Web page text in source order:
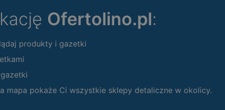
Ofertolino.pl:
produkty i gazetki
mapa pokaże Ci wszystkie sklepy detaliczne w okolicy.